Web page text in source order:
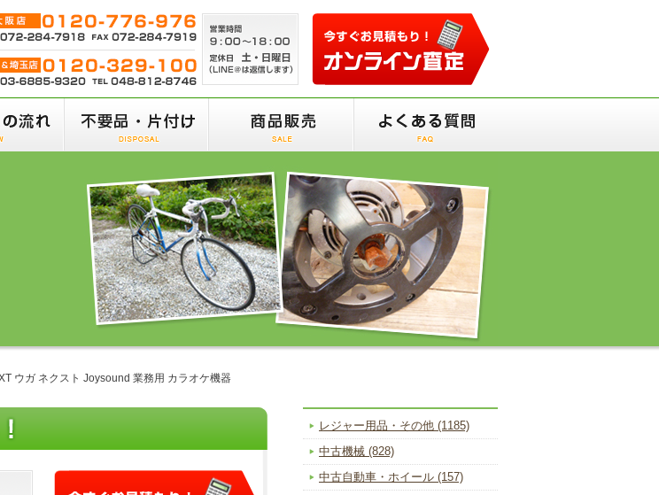
ウガ ネクスト Joysound 業務用 カラオケ機器
レジャー用品・その他 (1185)
中古機械 (828)
中古自動車・ホイール (157)